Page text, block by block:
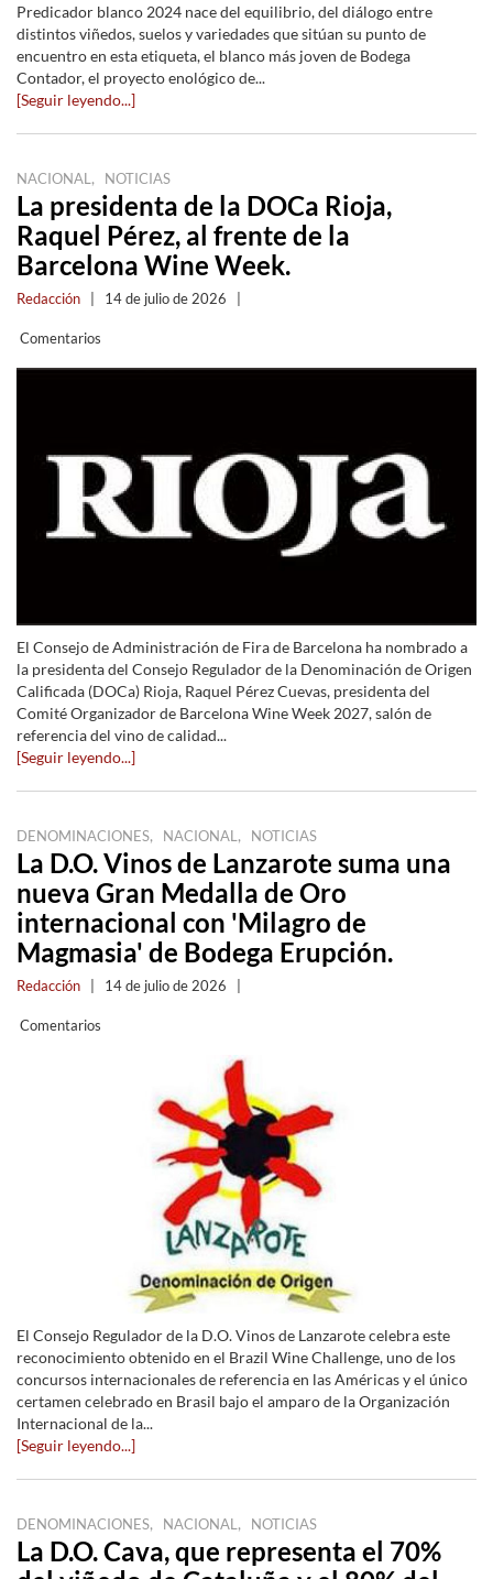
Predicador blanco 2024 nace del equilibrio, del diálogo entre
distintos viñedos, suelos y variedades que sitúan su punto de
encuentro en esta etiqueta, el blanco más joven de Bodega
Contador, el proyecto enológico de...
[Seguir leyendo...]
NACIONAL , NOTICIAS
La presidenta de la DOCa Rioja,
Raquel Pérez, al frente de la
Barcelona Wine Week.
Redacción 14 de julio de 2026
Comentarios
El Consejo de Administración de Fira de Barcelona ha nombrado a
la presidenta del Consejo Regulador de la Denominación de Origen
Calificada (DOCa) Rioja, Raquel Pérez Cuevas, presidenta del
Comité Organizador de Barcelona Wine Week 2027, salón de
referencia del vino de calidad...
[Seguir leyendo...]
DENOMINACIONES, NACIONAL, NOTICIAS
La D.O. Vinos de Lanzarote suma una
nueva Gran Medalla de Oro
internacional con 'Milagro de
Magmasia' de Bodega Erupción.
Redacción 14 de julio de 2026
Comentarios
El Consejo Regulador de la D.O. Vinos de Lanzarote celebra este
reconocimiento obtenido en el Brazil Wine Challenge, uno de los
concursos internacionales de referencia en las Américas y el único
certamen celebrado en Brasil bajo el amparo de la Organización
Internacional de la...
[Seguir leyendo...]
DENOMINACIONES, NACIONAL , NOTICIAS
La D.O. Cava, que representa el 70%